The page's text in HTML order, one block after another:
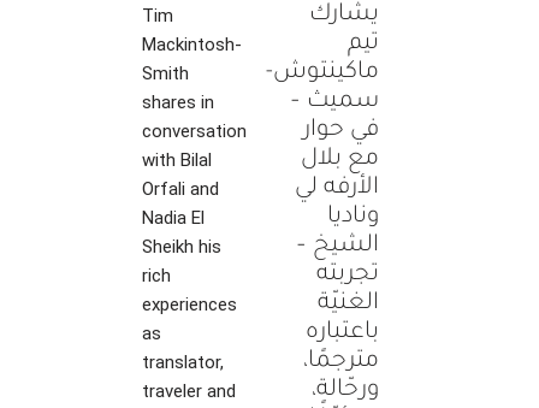
Tim
Mackintosh-
Smith
shares in
conversation
with Bilal
Orfali and
Nadia El
Sheikh his
rich
experiences
as
translator,
traveler and
يشارك
تيم
ماكينتوش-
سميث –
في حوار
مع بلال
الأرفه لي
وناديا
الشيخ –
تجربته
الغنيّة
باعتباره
مترجمًا،
ورحّالة،